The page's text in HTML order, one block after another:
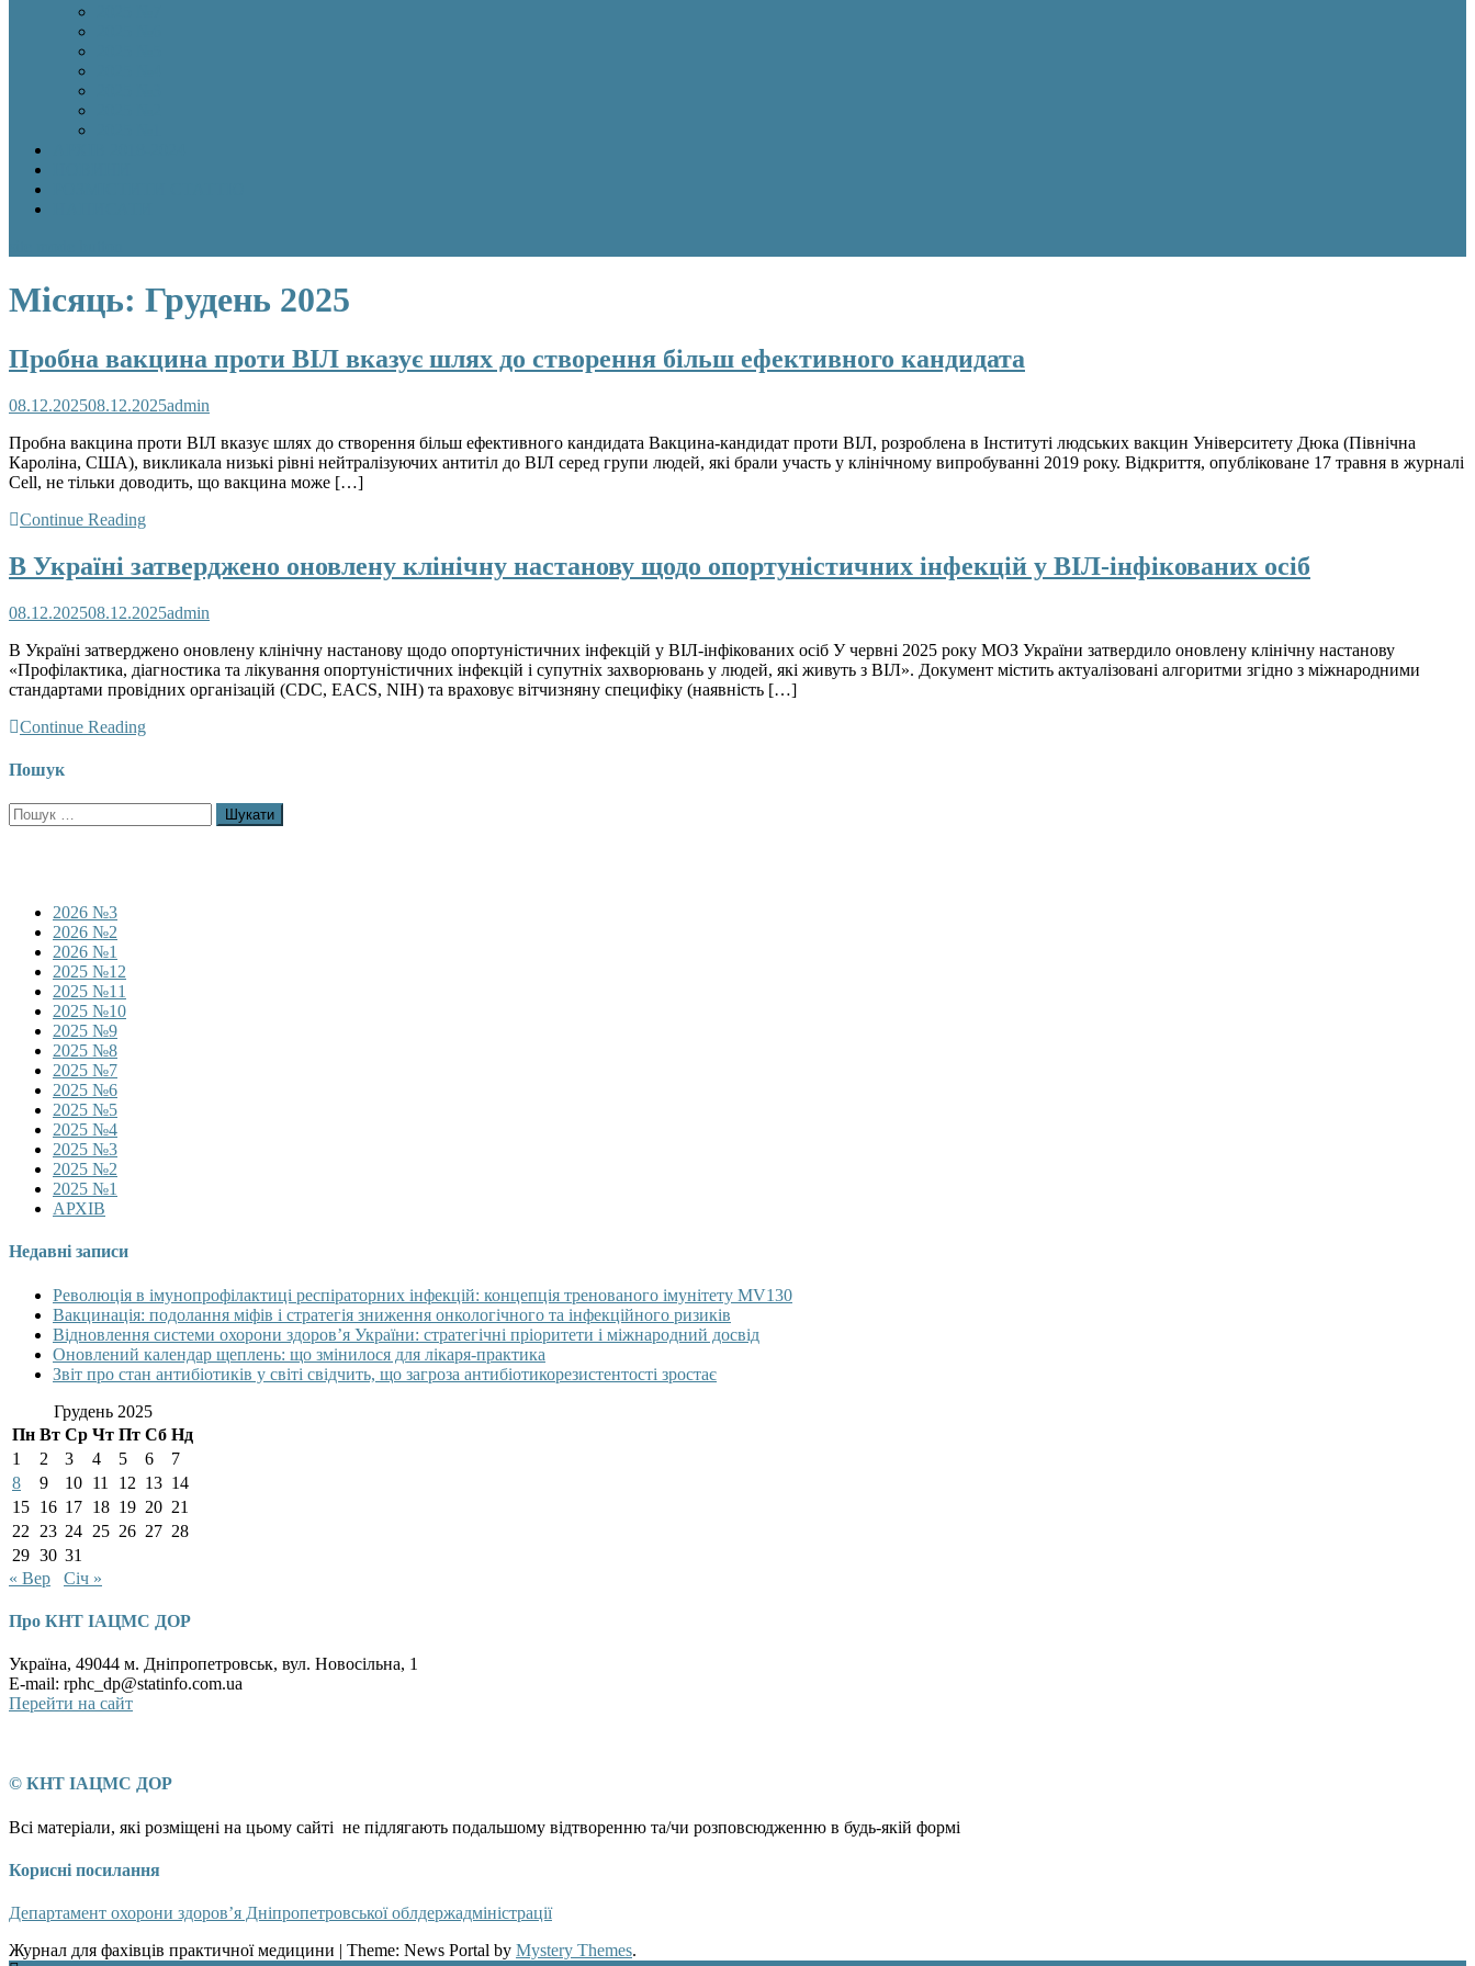
Місяць: Грудень 2025
Пробна вакцина проти ВІЛ вказує шлях до створення більш ефективного кандидата
08.12.202508.12.2025admin
Пробна вакцина проти ВІЛ вказує шлях до створення більш ефективного кандидата Вакцина-кандидат проти ВІЛ, розроблена в Інституті людських вакцин Університету Дюка (Північна
Кароліна, США), викликала низькі рівні нейтралізуючих антитіл до ВІЛ серед групи людей, які брали участь у клінічному випробуванні 2019 року. Відкриття, опубліковане 17 травня в журналі
Cell, не тільки доводить, що вакцина може […]
Continue Reading
В Україні затверджено оновлену клінічну настанову щодо опортуністичних інфекцій у ВІЛ-інфікованих осіб
08.12.202508.12.2025admin
В Україні затверджено оновлену клінічну настанову щодо опортуністичних інфекцій у ВІЛ-інфікованих осіб У червні 2025 року МОЗ України затвердило оновлену клінічну настанову
«Профілактика, діагностика та лікування опортуністичних інфекцій і супутніх захворювань у людей, які живуть з ВІЛ». Документ містить актуалізовані алгоритми згідно з міжнародними
стандартами провідних організацій (CDC, EACS, NIH) та враховує вітчизняну специфіку (наявність […]
Continue Reading
Пошук
Пошук:
2026 №3
2026 №2
2026 №1
2025 №12
2025 №11
2025 №10
2025 №9
2025 №8
2025 №7
2025 №6
2025 №5
2025 №4
2025 №3
2025 №2
2025 №1
АРХІВ
Недавні записи
Революція в імунопрофілактиці респіраторних інфекцій: концепція тренованого імунітету MV130
Вакцинація: подолання міфів і стратегія зниження онкологічного та інфекційного ризиків
Відновлення системи охорони здоров’я України: стратегічні пріоритети і міжнародний досвід
Оновлений календар щеплень: що змінилося для лікаря-практика
Звіт про стан антибіотиків у світі свідчить, що загроза антибіотикорезистентості зростає
Грудень 2025
Пн Вт Ср Чт Пт Сб Нд
1
2 3 4 5 6
7
8
9 10 11 12 13 14
15 16 17 18 19 20 21
22
23 24 25 26 27 28
29 30 31
« Вер
Січ »
Про КНТ ІАЦМС ДОР
Україна, 49044 м. Дніпропетровськ, вул. Новосільна, 1
E-mail: rphc_dp@statinfo.com.ua
Перейти на сайт
© КНТ ІАЦМС ДОР
Всі матеріали, які розміщені на цьому сайті не підлягають подальшому відтворенню та/чи розповсюдженню в будь-якій формі
Корисні посилання
Департамент охорони здоров’я Дніпропетровської облдержадміністрації
Журнал для фахівців практичної медицини | Theme: News Portal by Mystery Themes.